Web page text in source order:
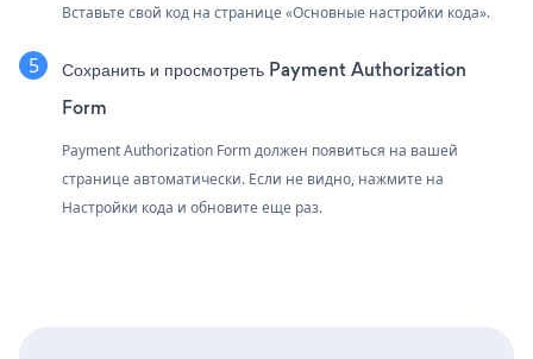
Вставьте свой код на странице «Основные настройки кода».
Сохранить и просмотреть Payment Authorization
Form
Payment Authorization Form должен появиться на вашей
странице автоматически. Если не видно, нажмите на
Настройки кода и обновите еще раз.